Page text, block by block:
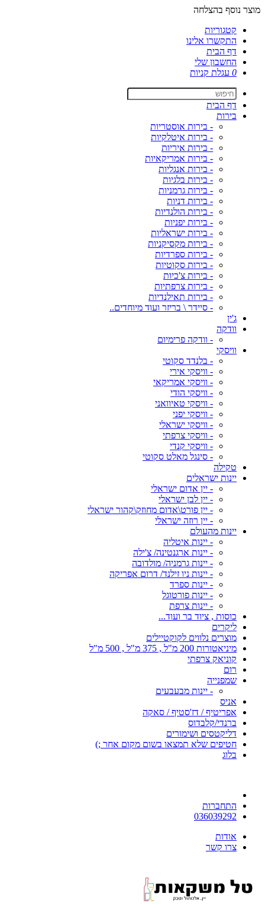
מוצר נוסף בהצלחה
קטגוריות
התקשרו אלינו
דף הבית
החשבון שלי
0 עגלת קניות
דף הבית
בירות
- בירות אוסטריות
- בירות איטלקיות
- בירות איריות
- בירות אמריקאיות
- בירות אנגליות
- בירות בלגיות
- בירות גרמניות
- בירות דניות
- בירות הולנדיות
- בירות יפניות
- בירות ישראליות
- בירות מקסיקניות
- בירות ספרדיות
- בירות סקוטיות
- בירות צ'כיות
- בירות צרפתיות
- בירות תאילנדיות
- סיידר \ בריזר ועוד מיוחדים..
ג'ין
וודקה
- וודקה פרימיום
וויסקי
- בלנדד סקוטי
- וויסקי אירי
- וויסקי אמריקאי
- וויסקי הודי
- וויסקי טאיוואני
- וויסקי יפני
- וויסקי ישראלי
- וויסקי צרפתי
- וויסקי קנדי
- סינגל מאלט סקוטי
טקילה
יינות ישראלים
- יין אדום ישראלי
- יין לבן ישראלי
- יין פורט\אדום מחוזק\קהור ישראלי
- יין רוזה ישראלי
יינות מהעולם
- יינות איטליה
- יינות ארגנטינה/ צ'ילה
- יינות גרמניה/ מולדובה
- יינות ניו זילנד/ דרום אפריקה
- יינות ספרד
- יינות פורטוגל
- יינות צרפת
כוסות , ציוד בר ועוד...
ליקרים
מוצרים נלווים לקוקטיילים
מיניאטורות 200 מ"ל , 375 מ"ל , 500 מ"ל
קוניאק צרפתי
רום
שמפנייה
- יינות מבעבעים
אניס
אפריטיף / דז'סטיף / סאקה
ברנדי/קלבדוס
דליקטסים ושימורים
חטיפים שלא תמצאו בשום מקום אחר ;)
בלוג
התחברות
036039292
אודות
צרו קשר